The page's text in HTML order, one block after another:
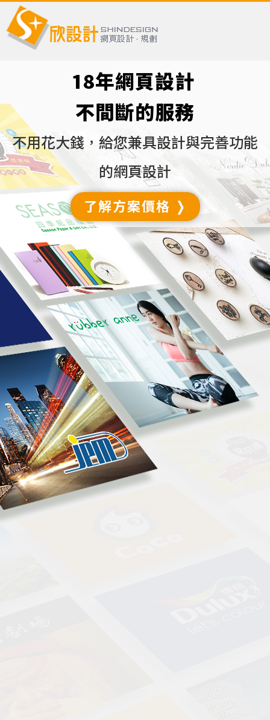
18年網頁設計
不間斷的服務
不用花大錢，給您兼具設計與完善功能
的網頁設計
了解方案價格 ❭